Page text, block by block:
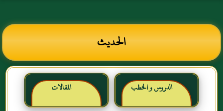
الحديث
الدروس و الخطب المقالات